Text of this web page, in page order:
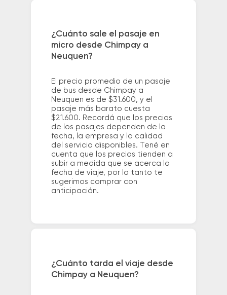
¿Cuánto sale el pasaje en
micro desde Chimpay a
Neuquen?
El precio promedio de un pasaje
de bus desde Chimpay a
Neuquen es de $31.600, y el
pasaje más barato cuesta
$21.600. Recordá que los precios
de los pasajes dependen de la
fecha, la empresa y la calidad
del servicio disponibles. Tené en
cuenta que los precios tienden a
subir a medida que se acerca la
fecha de viaje, por lo tanto te
sugerimos comprar con
anticipación.
¿Cuánto tarda el viaje desde
Chimpay a Neuquen?